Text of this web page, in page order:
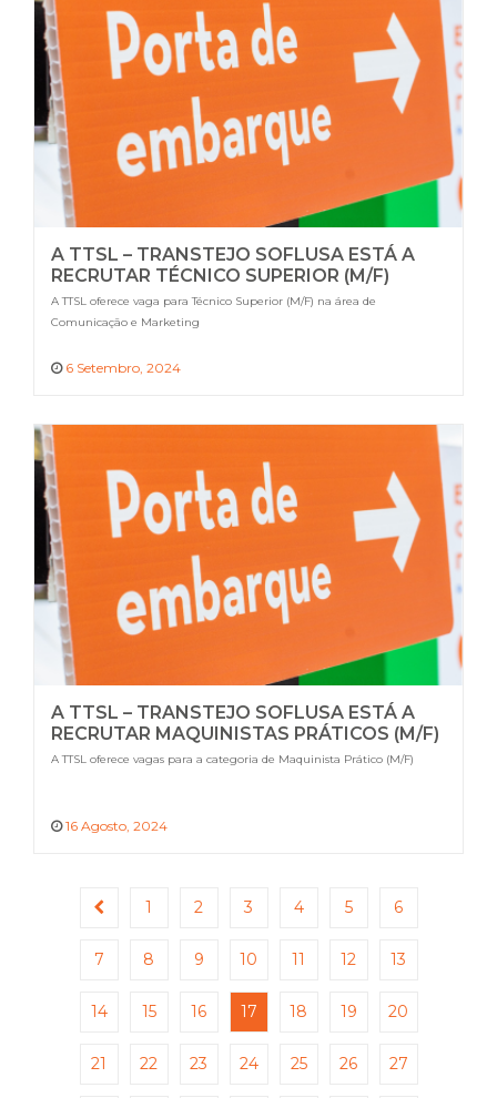
A TTSL – TRANSTEJO SOFLUSA ESTÁ A
RECRUTAR TÉCNICO SUPERIOR (M/F)
A TTSL oferece vaga para Técnico Superior (M/F) na área de
Comunicação e Marketing
6 Setembro, 2024
A TTSL – TRANSTEJO SOFLUSA ESTÁ A
RECRUTAR MAQUINISTAS PRÁTICOS (M/F)
A TTSL oferece vagas para a categoria de Maquinista Prático (M/F)
16 Agosto, 2024
1 2 3 4 5 6
7 8 9 10 11 12 13
14 15 16 17 18 19 20
21 22 23 24 25 26 27